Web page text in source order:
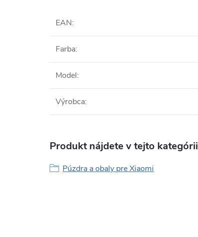
EAN:
Farba:
Model:
Výrobca:
Produkt nájdete v tejto kategórii
Púzdra a obaly pre Xiaomi